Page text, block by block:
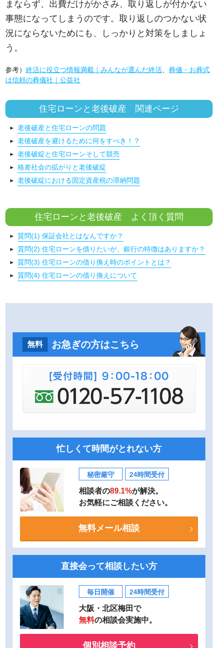
まならず、出費だけがかさみ、取り返しが付かない
事態になってしまうのです。取り返しのつかない状
況にならないためにも、しっかりと対策をしましょ
う。
参考）終活に役立つ情報満載｜みんなが選んだ終活、葬儀・お葬式
は信頼の葬儀社｜公益社
住宅ローンと老後破産 関連ページ
老後破産と住宅ローンの問題
老後破産を避けるために何をすべき！？
老後破綻と住宅ローンそして競売
格差社会の拡がりと老後破綻
老後破綻における固定資産税の滞納問題
住宅ローンと老後破産 よく頂く質問
質問(1) 保証会社とはなんですか？
質問(2) 住宅ローンを借りたいが、銀行の特徴はありますか？
質問(3) 住宅ローンの借り換え時のポイントとは？
質問(4) 住宅ローンの借り換えについて
無料 お急ぎの方はこちら
忙しくて時間がとれない方
秘密厳守 24時間受付
相談者の89.1%が解決。
お気軽にご相談ください。
無料メール相談
直接会って相談したい方
毎日開催 24時間受付
大阪・北区梅田で
無料の相談会実施中。
個別相談予約